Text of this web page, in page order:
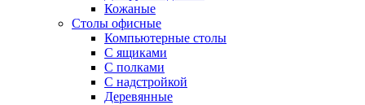
Кожаные
Столы офисные
Компьютерные столы
С ящиками
С полками
С надстройкой
Деревянные